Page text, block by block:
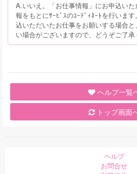
A.いいえ。「お仕事情報」にお申込い
報をもとにｻｰﾋﾞｽのｺｰﾃﾞｨﾈｰﾄを行いま
込いただいたお仕事をお願いする場合
い場合がございますので、どうぞご了承
ヘルプ一覧
トップ画面
ヘルプ
お問合せ